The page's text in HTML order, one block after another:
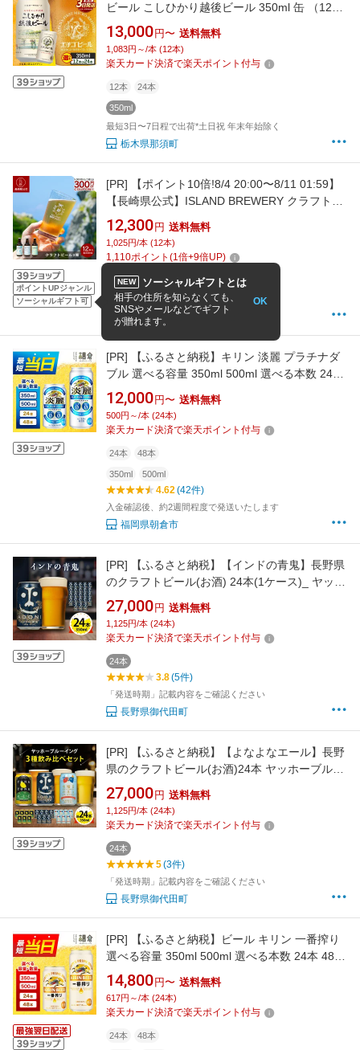
ビール こしひかり越後ビール 350ml 缶 （12
本・24本） 〔P-446〕〔P-447〕選べる 内容量
| ビール アルコール クラフトビール 飲料 酒 お
中元 ギフト 贈答 ラガー エール 晩酌 ご当地 お
13,000 円〜 送料無料
1,083円～/本 (12本)
楽天カード決済で楽天ポイント付与
12本 24本
350ml
最短3日〜7日程で出荷*土日祝 年末年始除く
栃木県那須町
ポイントUPジャンル
ソーシャルギフト可
[PR]
【ポイント10倍!8/4 20:00〜8/11 01:59】
【長崎県公式】ISLAND BREWERY クラフトビ
ール12本セット（3種類4本ずつ） | 飲み比べセ
ット ビール 詰め合わせ クラフト 手土産 贈答
贈答用 贈り物 プチギフト のし付き のし対応 お
12,300 円 送料無料
1,025円/本 (12本)
1,110ポイント (1倍+9倍UP)
12本
330ml
8/17 9:00までの注文で最短8/21お届け
【長崎県公式】ながおしセレクト
[PR]
【ふるさと納税】キリン 淡麗 プラチナダ
ブル 選べる容量 350ml 500ml 選べる本数 24本
48本 プリン体0 糖質0 福岡工場産 ビール キリ
ンビール お酒 アルコール 酵母 抑制 発酵制御技
術 飲みごたえ 爽快 キレ ギフト 贈答品
12,000 円〜 送料無料
500円～/本 (24本)
楽天カード決済で楽天ポイント付与
24本 48本
350ml 500ml
4.62(42件)
入金確認後、約2週間程度で発送いたします
福岡県朝倉市
[PR]
【ふるさと納税】【インドの青鬼】長野県
のクラフトビール(お酒) 24本(1ケース)_ ヤッホ
ーブルーイング よなよな 酒 BBQ バーベキュー
家飲み 宅飲み 晩酌 長野県 長野 まとめ買い ご
当地ビール ギフト プレゼント【1121531】
27,000 円 送料無料
1,125円/本 (24本)
楽天カード決済で楽天ポイント付与
24本
3.8(5件)
「発送時期」記載内容をご確認ください
長野県御代田町
[PR]
【ふるさと納税】【よなよなエール】長野
県のクラフトビール(お酒)24本 ヤッホーブルー
イングの3種飲み比べビール_よなよな お酒 酒
家飲み 宅飲み 晩酌 長野県 長野 まとめ買い ご
当地ビール プレゼント 【1413382】
27,000 円 送料無料
1,125円/本 (24本)
楽天カード決済で楽天ポイント付与
24本
5(3件)
「発送時期」記載内容をご確認ください
長野県御代田町
[PR]
【ふるさと納税】ビール キリン 一番搾り
選べる容量 350ml 500ml 選べる本数 24本 48本
福岡工場産 お酒 キリンビール 送料無料 生ビー
ル ギフト 内祝い ケース 一番搾り麦汁 麦100％
すみきった味わい
14,800 円〜 送料無料
617円～/本 (24本)
楽天カード決済で楽天ポイント付与
24本 48本
NEW ソーシャルギフトとは
相手の住所を知らなくても、
SNSやメールなどでギフト
が贈れます。
OK